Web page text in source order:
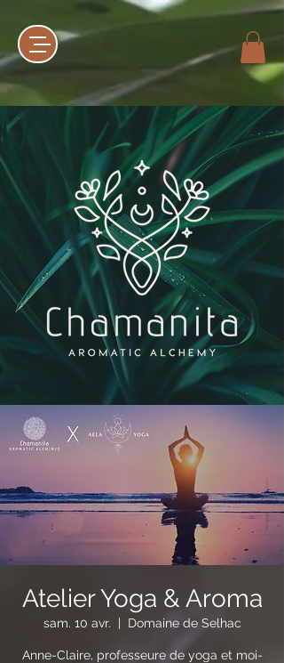
Atelier Yoga & Aroma
sam. 10 avr.
  |
Domaine de Selhac
Anne-Claire, professeure de yoga et moi-